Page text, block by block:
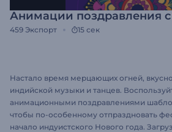
Анимации поздравления
459 Экспорт 15 сек
Настало время мерцающих огней,
индийской музыки и танцев.
анимационными поздравлениями
чтобы по-особенному отпраздновать
начало индуистского Нового года.